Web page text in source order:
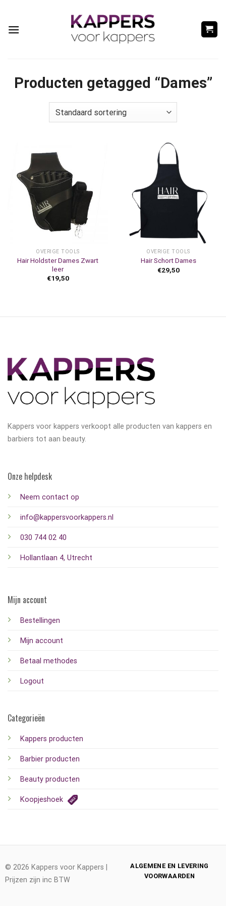
inhoud
Producten getagged “Dames”
OVERIGE TOOLS
Hair Holdster Dames Zwart
leer
€19,50
OVERIGE TOOLS
Hair Schort Dames
€29,50
Kappers voor kappers verkoopt alle producten van kappers en
barbiers tot aan beauty.
Onze helpdesk
Neem contact op
info@kappersvoorkappers.nl
030 744 02 40
Hollantlaan 4, Utrecht
Mijn account
Bestellingen
Mijn account
Betaal methodes
Logout
Categorieën
Kappers producten
Barbier producten
Beauty producten
Koopjeshoek
© 2026 Kappers voor Kappers |
Prijzen zijn inc BTW
ALGEMENE EN LEVERING
VOORWAARDEN